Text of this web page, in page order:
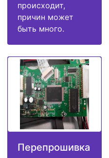
происходит,
причин может
быть много.
Перепрошивка